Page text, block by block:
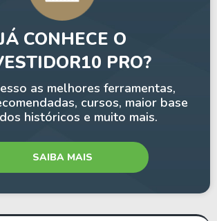
CONHECE O
PRO?
as melhores ferramentas,
cursos, maior base
históricos e muito mais.
SAIBA MAIS